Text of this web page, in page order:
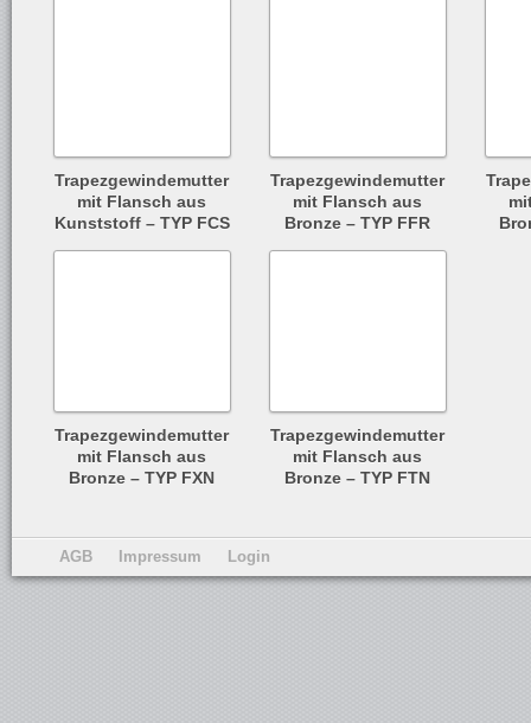
Trapezgewindemutter
mit Flansch aus
Kunststoff – TYP FCS
Trapezgewindemutter
mit Flansch aus
Bronze – TYP FFR
Trapezgewindemutter
mit Flansch aus
Bronze – TYP FXN
Trapezgewindemutter
mit Flansch aus
Bronze – TYP FTN
AGB Impressum Login